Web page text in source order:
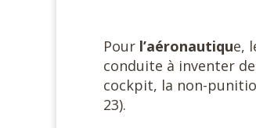
Pour l’aéronautique,
conduite à inventer
cockpit, la non-
23).